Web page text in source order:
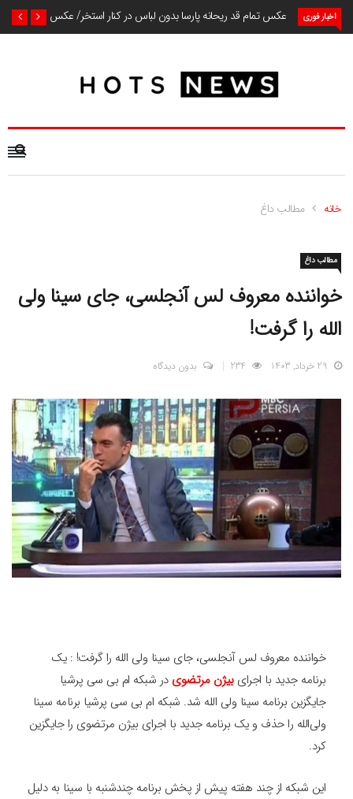
اخبار فوری عکس تمام قد ریحانه پارسا بدون لباس در کنار استخر/ عکس
خانه مطالب داغ
مطالب داغ
خواننده معروف لس آنجلسی، جای سینا ولی
الله را گرفت!
29 خرداد, 1403 بدون دیدگاه
خواننده معروف لس آنجلسی، جای سینا ولی الله را گرفت! : یک
برنامه جدید با اجرایبیژن مرتضوی در شبکه ام بی سی پرشیا
جایگزین برنامه سینا ولی الله شد. شبکه ام بی سی پرشیا برنامه سینا
ولی‌الله را حذف و یک برنامه جدید با اجرای بیژن مرتضوی را جایگزین
کرد.
این شبکه از چند هفته پیش از پخش برنامه چندشنبه با سینا به دلیل